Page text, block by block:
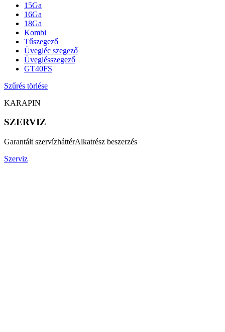
Kapcsolat
15Ga
16Ga
18Ga
Kombi
Tűszegező
Üvegléc szegező
Üveglésszegező
GT40FS
Szűrés törlése
KARAPIN
SZERVIZ
Garantált szervízháttérAlkatrész beszerzés
Szerviz